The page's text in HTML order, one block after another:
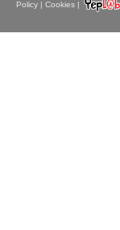
Policy | Cookies |